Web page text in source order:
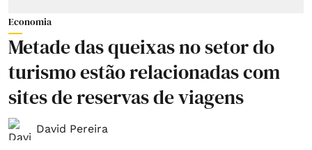
Economia
Metade das queixas no setor do
turismo estão relacionadas com
sites de reservas de viagens
David Pereira